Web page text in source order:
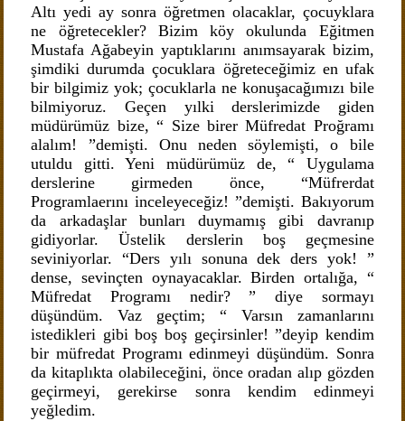
Altı yedi ay sonra öğretmen olacaklar, çocuyklara
ne öğretecekler? Bizim köy okulunda Eğitmen
Mustafa Ağabeyin yaptıklarını anımsayarak bizim,
şimdiki durumda çocuklara öğreteceğimiz en ufak
bir bilgimiz yok; çocuklarla ne konuşacağımızı bile
bilmiyoruz. Geçen yılki derslerimizde giden
müdürümüz bize, “ Size birer Müfredat Proğramı
alalım! ”demişti. Onu neden söylemişti, o bile
utuldu gitti. Yeni müdürümüz de, “ Uygulama
derslerine girmeden önce, “Müfrerdat
Programlaerını inceleyeceğiz! ”demişti. Bakıyorum
da arkadaşlar bunları duymamış gibi davranıp
gidiyorlar. Üstelik derslerin boş geçmesine
seviniyorlar. “Ders yılı sonuna dek ders yok! ”
dense, sevinçten oynayacaklar. Birden ortalığa, “
Müfredat Programı nedir? ” diye sormayı
düşündüm. Vaz geçtim; “ Varsın zamanlarını
istedikleri gibi boş boş geçirsinler! ”deyip kendim
bir müfredat Programı edinmeyi düşündüm. Sonra
da kitaplıkta olabileceğini, önce oradan alıp gözden
geçirmeyi, gerekirse sonra kendim edinmeyi
yeğledim.